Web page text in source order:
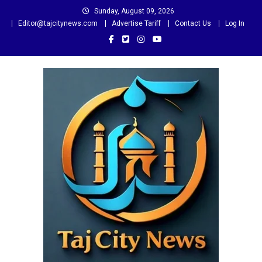
Sunday, August 09, 2026
Editor@tajcitynews.com
Advertise Tariff Contact Us Log In